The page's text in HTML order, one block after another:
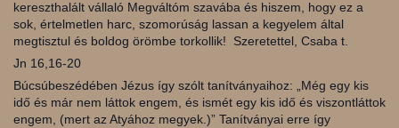
kereszthalált vállaló Megváltóm szavába és hiszem, hogy ez a
sok, értelmetlen harc, szomorúság lassan a kegyelem által
megtisztul és boldog örömbe torkollik! Szeretettel, Csaba t.
Jn 16,16-20
Búcsúbeszédében Jézus így szólt tanítványaihoz: „Még egy kis
idő és már nem láttok engem, és ismét egy kis idő és viszontláttok
engem, (mert az Atyához megyek.)” Tanítványai erre így